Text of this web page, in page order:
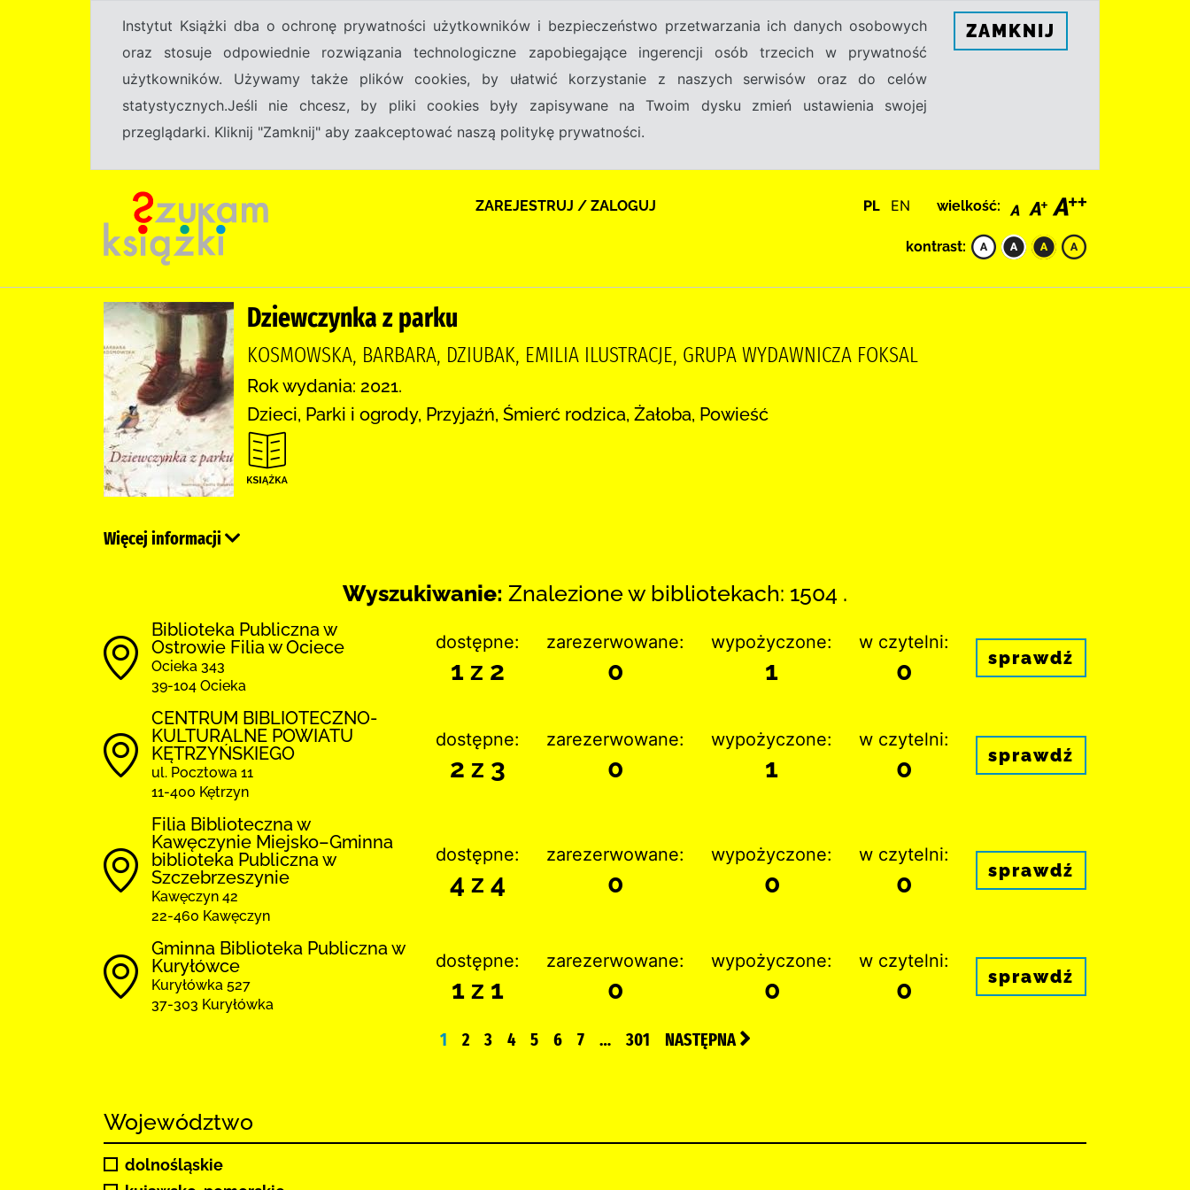
Instytut Książki dba o ochronę prywatności użytkowników i bezpieczeństwo przetwarzania ich danych osobowych
oraz stosuje odpowiednie rozwiązania technologiczne zapobiegające ingerencji osób trzecich w prywatność
użytkowników. Używamy także plików cookies, by ułatwić korzystanie z naszych serwisów oraz do celów
statystycznych.Jeśli nie chcesz, by pliki cookies były zapisywane na Twoim dysku zmień ustawienia swojej
przeglądarki. Kliknij "Zamknij" aby zaakceptować naszą politykę prywatności.
ZAMKNIJ
ZAREJESTRUJ / ZALOGUJ PL EN wielkość:
kontrast:
Dziewczynka z parku
KOSMOWSKA, BARBARA, DZIUBAK, EMILIA ILUSTRACJE, GRUPA WYDAWNICZA FOKSAL
Rok wydania: 2021.
Dzieci, Parki i ogrody, Przyjaźń, Śmierć rodzica, Żałoba, Powieść
Więcej informacji
Wyszukiwanie: Znalezione w bibliotekach: 1504 .
Biblioteka Publiczna w
Ostrowie Filia w Ociece
Ocieka 343
39-104 Ocieka
dostępne:
1 z 2
zarezerwowane:
0
wypożyczone:
1
w czytelni:
0 sprawdź
CENTRUM BIBLIOTECZNO-
KULTURALNE POWIATU
KĘTRZYŃSKIEGO
ul. Pocztowa 11
11-400 Kętrzyn
dostępne:
2 z 3
zarezerwowane:
0
wypożyczone:
1
w czytelni:
0 sprawdź
Filia Biblioteczna w
Kawęczynie Miejsko–Gminna
biblioteka Publiczna w
Szczebrzeszynie
Kawęczyn 42
22-460 Kawęczyn
dostępne:
4 z 4
zarezerwowane:
0
wypożyczone:
0
w czytelni:
0 sprawdź
Gminna Biblioteka Publiczna w
Kuryłówce
Kuryłówka 527
37-303 Kuryłówka
dostępne:
1 z 1
zarezerwowane:
0
wypożyczone:
0
w czytelni:
0 sprawdź
1 2 3 4 5 6 7 … 301 NASTĘPNA
Województwo
dolnośląskie